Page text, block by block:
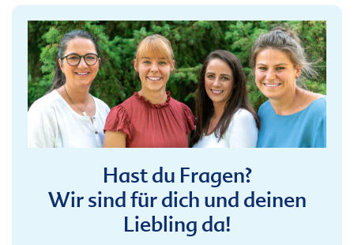
Hast du Fragen?
Wir sind für dich und deinen
Liebling da!